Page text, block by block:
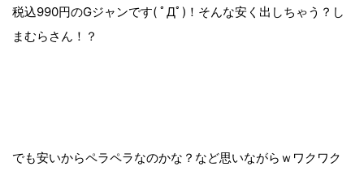
税込990円のGジャンです( ﾟДﾟ)！そんな安く出しちゃう？し
まむらさん！？
でも安いからペラペラなのかな？など思いながらｗワクワク